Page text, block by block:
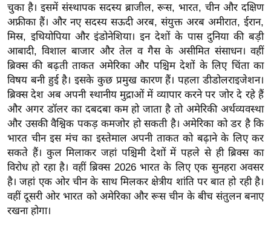
फ
म
नो
रं
ज
न
ज
ग
त
बॉ
ली
वु
ड
चुका है। इसमें संस्थापक सदस्य ब्राजील, रूस, भारत, चीन और दक्षिण
अफ्रीका हैं। और नए सदस्य सऊदी अरब, संयुक्त अरब अमीरात, ईरान,
मिस्र, इथियोपिया और इंडोनेशिया। इन देशों के पास दुनिया की बड़ी
आबादी, विशाल बाजार और तेल व गैस के असीमित संसाधन। वहीं
ब्रिक्स की बढ़ती ताकत अमेरिका और पश्चिम देशों के लिए चिंता का
विषय बनी हुई है। इसके कुछ प्रमुख कारण हैं। पहला डीडोलराइजेशन।
ब्रिक्स देश अब अपनी स्थानीय मुद्राओं में व्यापार करने पर जोर दे रहे हैं
और अगर डॉलर का दबदबा कम हो जाता है तो अमेरिकी अर्थव्यवस्था
और उसकी वैश्विक पकड़ कमजोर हो सकती है। अमेरिका को डर है कि
भारत चीन इस मंच का इस्तेमाल अपनी ताकत को बढ़ाने के लिए कर
सकते हैं। कुल मिलाकर जहां पश्चिमी देशों में पहले से ही ब्रिक्स का
विरोध हो रहा है। वहीं ब्रिक्स 2026 भारत के लिए एक सुनहरा अवसर
है। जहां एक ओर चीन के साथ मिलकर क्षेत्रीय शांति पर बात हो रही है।
वहीं दूसरी ओर भारत को अमेरिका और रूस चीन के बीच संतुलन बनाए
रखना होगा।